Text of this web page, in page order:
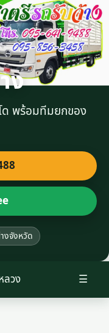
ง
ด พร้อมทีมยกของ
งจังหวัด
☰
ลวง